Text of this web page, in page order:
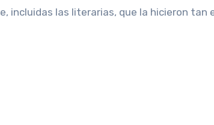
incluidas las literarias, que la hicieron tan